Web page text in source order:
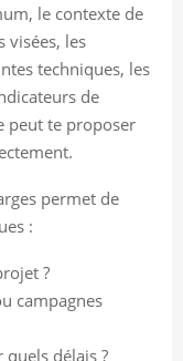
le contexte de
visées, les
techniques, les
de
peut te proposer
permet de
:
?
campagnes
délais ?